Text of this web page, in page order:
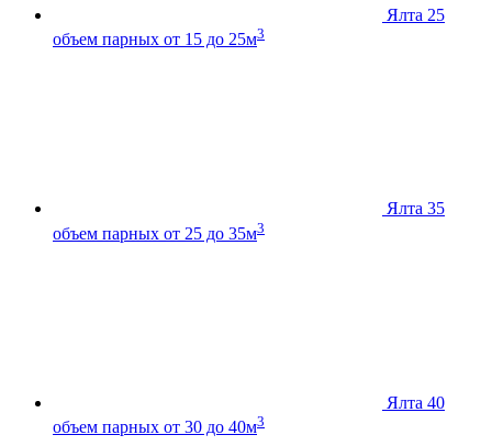
Ялта 25
объем парных от 15 до 25м3
Ялта 35
объем парных от 25 до 35м3
Ялта 40
объем парных от 30 до 40м3